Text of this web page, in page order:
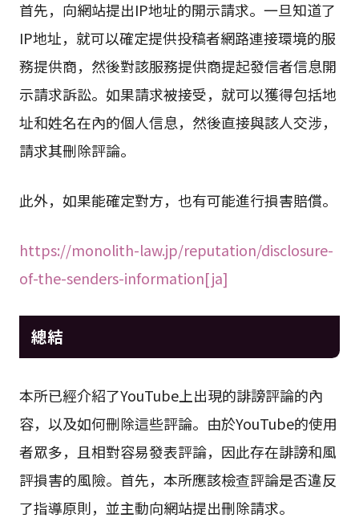
首先，向網站提出IP地址的開示請求。一旦知道了
IP地址，就可以確定提供投稿者網路連接環境的服
務提供商，然後對該服務提供商提起發信者信息開
示請求訴訟。如果請求被接受，就可以獲得包括地
址和姓名在內的個人信息，然後直接與該人交涉，
請求其刪除評論。
此外，如果能確定對方，也有可能進行損害賠償。
https://monolith-law.jp/reputation/disclosure-
of-the-senders-information[ja]
總結
本所已經介紹了YouTube上出現的誹謗評論的內
容，以及如何刪除這些評論。由於YouTube的使用
者眾多，且相對容易發表評論，因此存在誹謗和風
評損害的風險。首先，本所應該檢查評論是否違反
了指導原則，並主動向網站提出刪除請求。